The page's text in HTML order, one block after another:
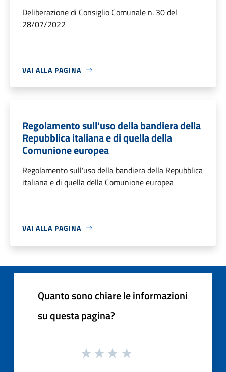
Deliberazione di Consiglio Comunale n. 30 del
28/07/2022
VAI ALLA PAGINA
Regolamento sull'uso della bandiera della
Repubblica italiana e di quella della
Comunione europea
Regolamento sull'uso della bandiera della Repubblica
italiana e di quella della Comunione europea
VAI ALLA PAGINA
Quanto sono chiare le informazioni
su questa pagina?